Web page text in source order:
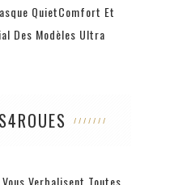
QuietComfort Et
Des Modèles Ultra
Verbalisent Toutes